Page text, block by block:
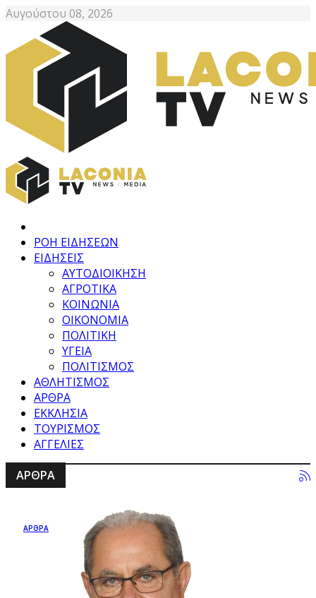
Αυγούστου 08, 2026
ΡΟΗ ΕΙΔΗΣΕΩΝ
ΕΙΔΗΣΕΙΣ
ΑΥΤΟΔΙΟΙΚΗΣΗ
ΑΓΡΟΤΙΚΑ
ΚΟΙΝΩΝΙΑ
ΟΙΚΟΝΟΜΙΑ
ΠΟΛΙΤΙΚΗ
ΥΓΕΙΑ
ΠΟΛΙΤΙΣΜΟΣ
ΑΘΛΗΤΙΣΜΟΣ
ΑΡΘΡΑ
ΕΚΚΛΗΣΙΑ
ΤΟΥΡΙΣΜΟΣ
ΑΓΓΕΛΙΕΣ
ΑΡΘΡΑ
ΑΡΘΡΑ